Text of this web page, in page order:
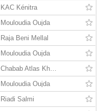
KAC Kénitra
Mouloudia Oujda
Raja Beni Mellal
Mouloudia Oujda
Chabab Atlas Khénifra
Mouloudia Oujda
Riadi Salmi